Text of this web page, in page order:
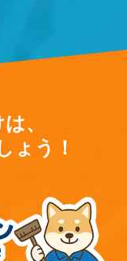
、
ょう！